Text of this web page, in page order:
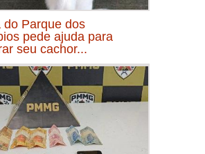
do Parque dos
pede ajuda para
seu cachor...